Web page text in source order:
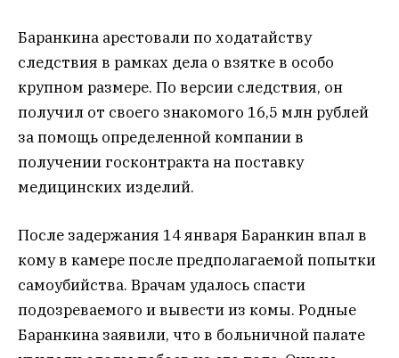
Баранкина арестовали по ходатайству
следствия в рамках дела о взятке в особо
крупном размере. По версии следствия, он
получил от своего знакомого 16,5 млн рублей
за помощь определенной компании в
получении госконтракта на поставку
медицинских изделий.
После задержания 14 января Баранкин впал в
кому в камере после предполагаемой попытки
самоубийства. Врачам удалось спасти
подозреваемого и вывести из комы. Родные
Баранкина заявили, что в больничной палате